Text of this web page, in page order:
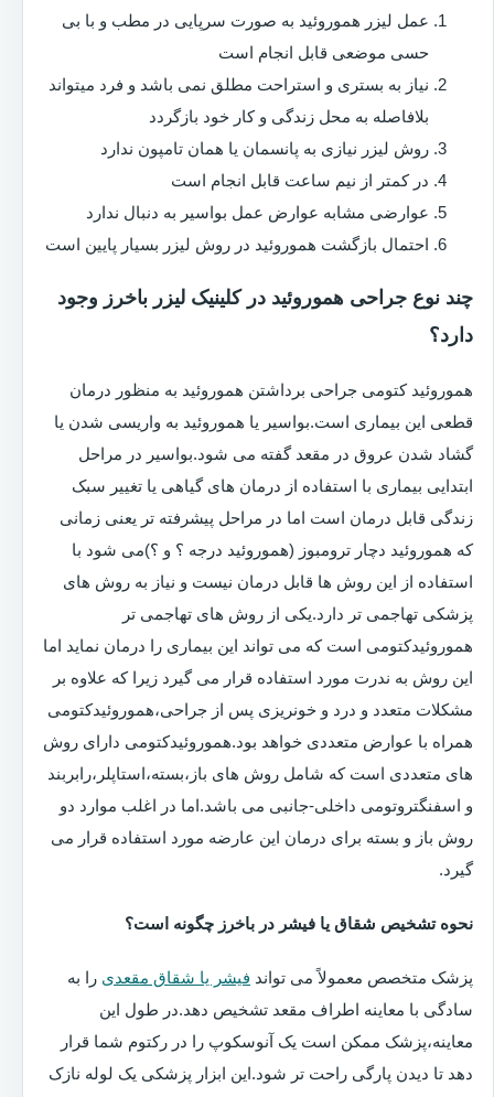
عمل لیزر هموروئید به صورت سرپایی در مطب و با بی
حسی موضعی قابل انجام است
نیاز به بستری و استراحت مطلق نمی باشد و فرد میتواند
بلافاصله به محل زندگی و کار خود بازگردد
روش لیزر نیازی به پانسمان یا همان تامپون ندارد
در کمتر از نیم ساعت قابل انجام است
عوارضی مشابه عوارض عمل بواسیر به دنبال ندارد
احتمال بازگشت هموروئید در روش لیزر بسیار پایین است
چند نوع جراحی هموروئید در کلینیک لیزر باخرز وجود
دارد؟
هموروئید کتومی جراحی برداشتن هموروئید به منظور درمان
قطعی این بیماری است.بواسیر یا هموروئید به واریسی شدن یا
گشاد شدن عروق در مقعد گفته می شود.بواسیر در مراحل
ابتدایی بیماری با استفاده از درمان های گیاهی یا تغییر سبک
زندگی قابل درمان است اما در مراحل پیشرفته تر یعنی زمانی
که هموروئید دچار ترومبوز (هموروئید درجه ؟ و ؟)می شود با
استفاده از این روش ها قابل درمان نیست و نیاز به روش های
پزشکی تهاجمی تر دارد.یکی از روش های تهاجمی تر
هموروئیدکتومی است که می تواند این بیماری را درمان نماید اما
این روش به ندرت مورد استفاده قرار می گیرد زیرا که علاوه بر
مشکلات متعدد و درد و خونریزی پس از جراحی،هموروئیدکتومی
همراه با عوارض متعددی خواهد بود.هموروئیدکتومی دارای روش
های متعددی است که شامل روش های باز،بسته،استاپلر،رابربند
و اسفنگتروتومی داخلی-جانبی می باشد.اما در اغلب موارد دو
روش باز و بسته برای درمان این عارضه مورد استفاده قرار می
گیرد.
نحوه تشخیص شقاق یا فیشر در باخرز چگونه است؟
پزشک متخصص معمولاً می تواند فیشر یا شقاق مقعدی را به
سادگی با معاینه اطراف مقعد تشخیص دهد.در طول این
معاینه،پزشک ممکن است یک آنوسکوپ را در رکتوم شما قرار
دهد تا دیدن پارگی راحت تر شود.این ابزار پزشکی یک لوله نازک